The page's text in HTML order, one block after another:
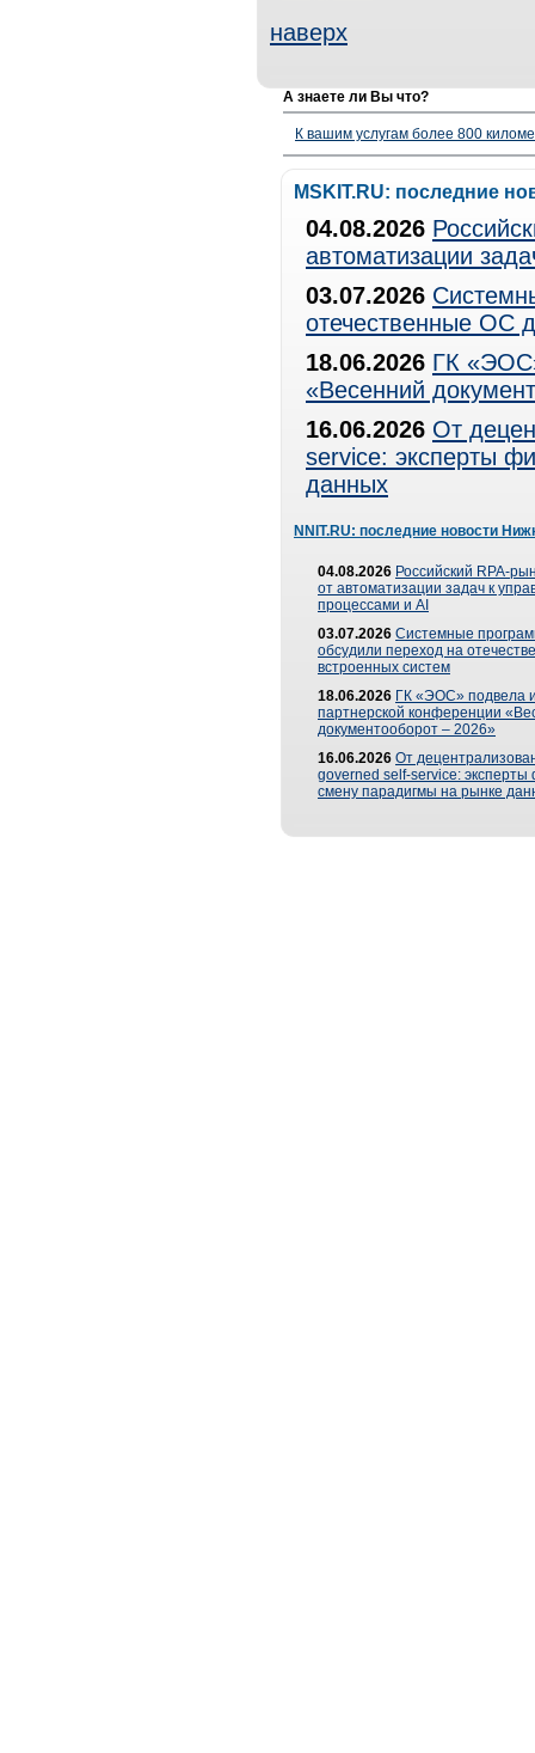
наверх
А знаете ли Вы что?
К вашим услугам более 800
MSKIT.RU: последние
04.08.2026
автоматизации
03.07.2026
отечественные ОС
18.06.2026 ГК
«Весенний
16.06.2026 От
service: эксперты
данных
NNIT.RU: последние новости
04.08.2026 Российский RPA-
от автоматизации задач к
процессами и AI
03.07.2026 Системные
обсудили переход на
встроенных систем
18.06.2026 ГК «ЭОС» подвела
партнерской конференции
документооборот – 2026»
16.06.2026 От
governed self-service: эксперты
смену парадигмы на рынке